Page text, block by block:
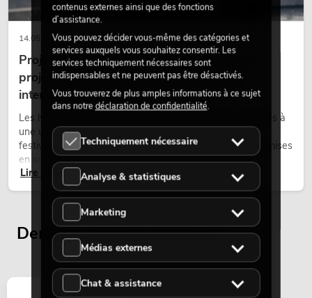
14.05.2026
Projecteurs à tête mobile d'extérieur : des
projecteurs à tête mobile résistants aux
intempéries pour les événements
Les lyres outdoor sont des projecteurs motorisés destinés à
une utilisation en extérieur. Elles sont utilisées lors de
festivals, de fêtes urbaines, de concerts en plein air, de mises
en scène architecturales et d’installations extérieures
temporaires.
Lire maintenant
Derniers articles consultés
contenus externes ainsi que des fonctions
d’assistance.
Vous pouvez décider vous-même des catégories et
services auxquels vous souhaitez consentir. Les
services techniquement nécessaires sont
indispensables et ne peuvent pas être désactivés.
Vous trouverez de plus amples informations à ce sujet
dans notre déclaration de confidentialité.
Techniquement nécessaire
Analyse & statistiques
Marketing
Médias externes
Chat & assistance